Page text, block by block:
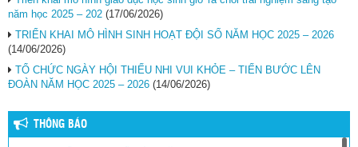
năm học 2025 – 202 (17/06/2026)
TRIỂN KHAI MÔ HÌNH SINH HOẠT ĐỘI SỐ NĂM HỌC 2025 – 2026
(14/06/2026)
TỔ CHỨC NGÀY HỘI THIẾU NHI VUI KHỎE – TIẾN BƯỚC LÊN
ĐOÀN NĂM HỌC 2025 – 2026 (14/06/2026)
THÔNG BÁO